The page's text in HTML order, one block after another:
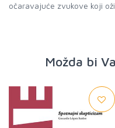
očaravajuće zvukove koji
Možda bi